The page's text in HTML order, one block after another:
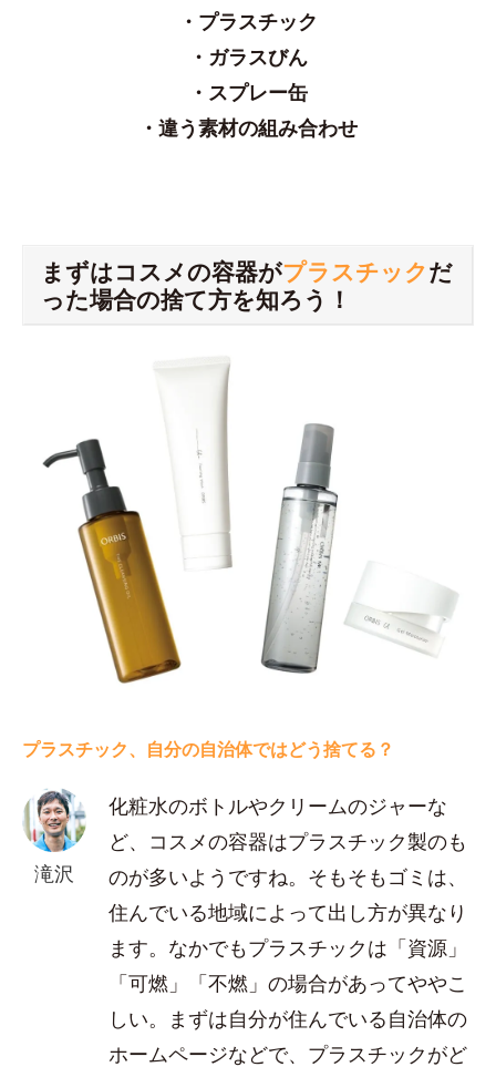
・プラスチック
・ガラスびん
・スプレー缶
・違う素材の組み合わせ
まずはコスメの容器がプラスチックだ
った場合の捨て方を知ろう！
プラスチック、自分の自治体ではどう捨てる？
滝沢
化粧水のボトルやクリームのジャーな
ど、コスメの容器はプラスチック製のも
のが多いようですね。そもそもゴミは、
住んでいる地域によって出し方が異なり
ます。なかでもプラスチックは「資源」
「可燃」「不燃」の場合があってややこ
しい。まずは自分が住んでいる自治体の
ホームページなどで、プラスチックがど